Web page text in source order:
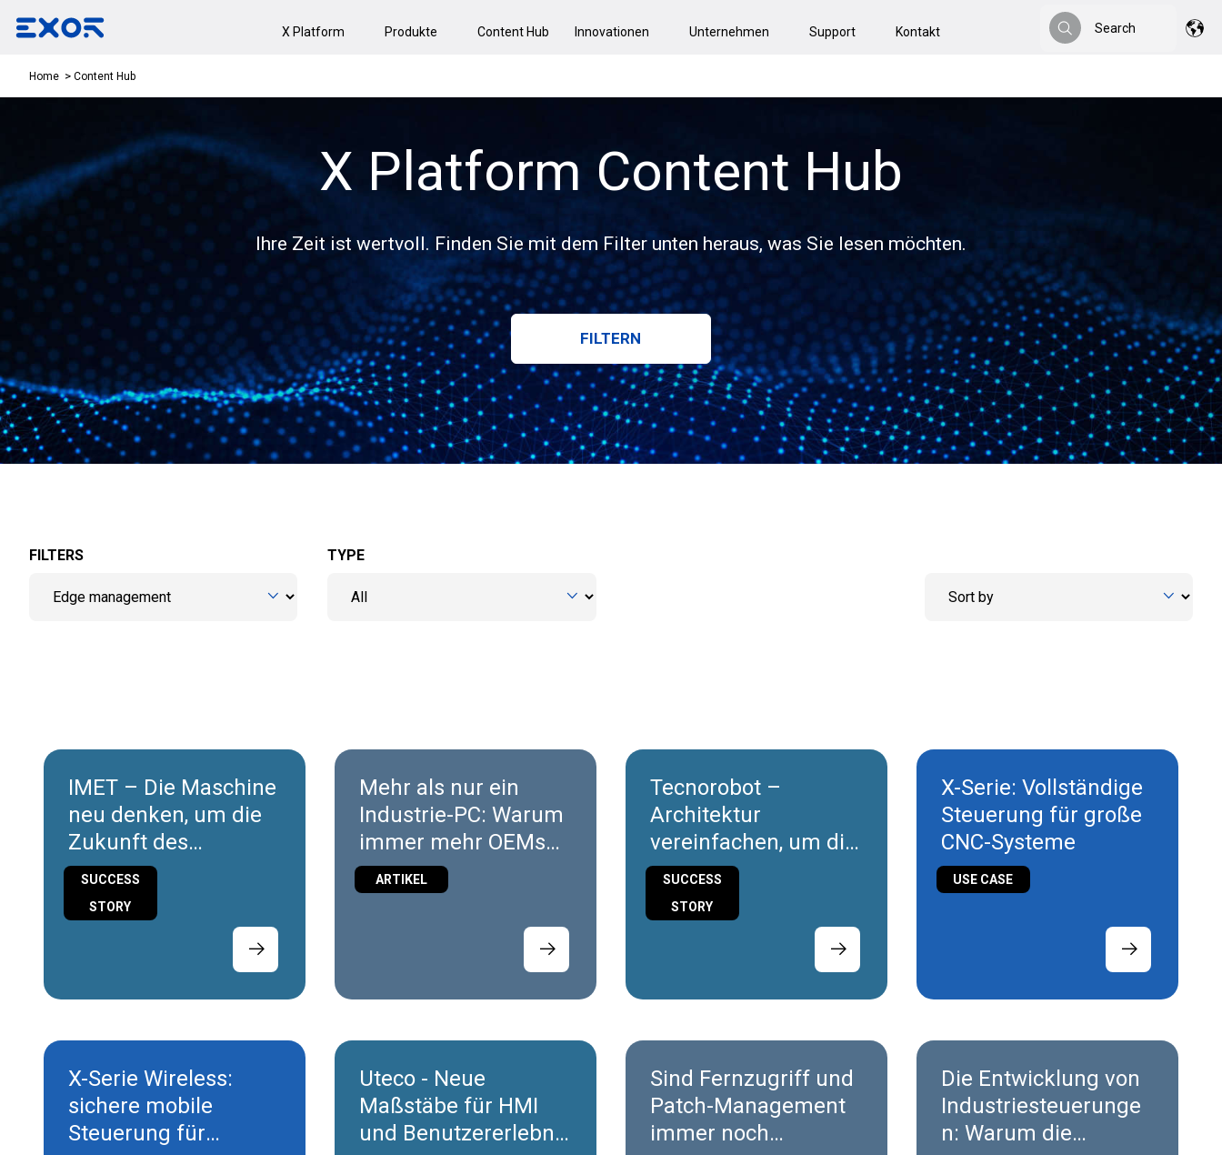
X Platform Produkte Content Hub Innovationen Unternehmen Support Kontakt
Search
Search
Home Content Hub
X Platform Content Hub
Ihre Zeit ist wertvoll. Finden Sie mit dem Filter unten heraus, was Sie lesen möchten.
FILTERN
FILTERS TYPE
IMET – Die Maschine
neu denken, um die
Zukunft des
Produkts zu
gestalten
SUCCESS
STORY
Mehr als nur ein
Industrie-PC: Warum
immer mehr OEMs
die
Maschinenarchitektu
r neu überdenken
ARTIKEL
Tecnorobot –
Architektur
vereinfachen, um die
Zukunft der
Maschinen zu
gestalten
SUCCESS
STORY
X-Serie: Vollständige
Steuerung für große
CNC-Systeme
USE CASE
X-Serie Wireless:
sichere mobile
Steuerung für
Uteco - Neue
Maßstäbe für HMI
und Benutzererlebnis
Sind Fernzugriff und
Patch-Management
immer noch
Die Entwicklung von
Industriesteuerunge
n: Warum die